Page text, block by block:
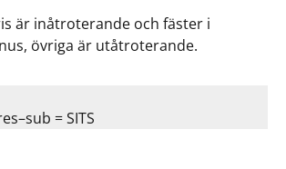
är inåtroterande och fäster i
övriga är utåtroterande.
= SITS